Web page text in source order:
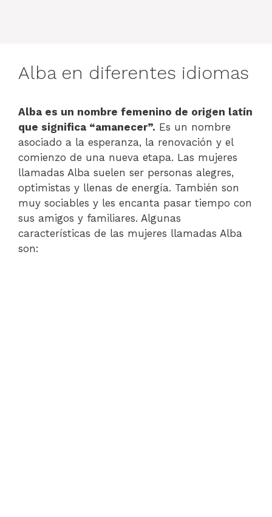
Alba en diferentes idiomas
Alba es un nombre femenino de origen latín
que significa “amanecer”. Es un nombre
asociado a la esperanza, la renovación y el
comienzo de una nueva etapa. Las mujeres
llamadas Alba suelen ser personas alegres,
optimistas y llenas de energía. También son
muy sociables y les encanta pasar tiempo con
sus amigos y familiares. Algunas
características de las mujeres llamadas Alba
son: